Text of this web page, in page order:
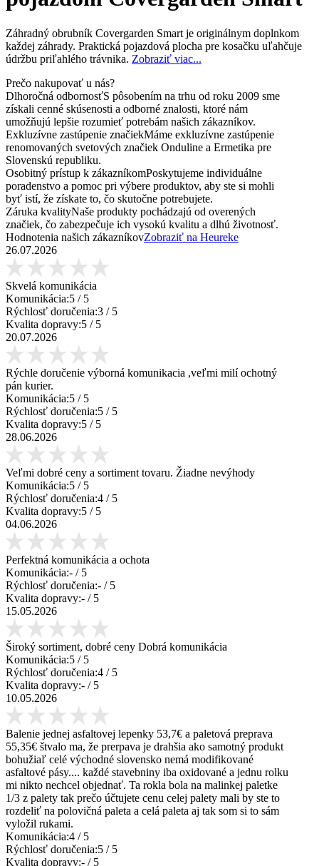
Záhradný obrubník Covergarden Smart je originálnym doplnkom
každej záhrady. Praktická pojazdová plocha pre kosačku uľahčuje
údržbu priľahlého trávnika. Zobraziť viac...
Prečo nakupovať u nás?
Dlhoročná odbornosťS pôsobením na trhu od roku 2009 sme
získali cenné skúsenosti a odborné znalosti, ktoré nám
umožňujú lepšie rozumieť potrebám našich zákazníkov.
Exkluzívne zastúpenie značiekMáme exkluzívne zastúpenie
renomovaných svetových značiek Onduline a Ermetika pre
Slovenskú republiku.
Osobitný prístup k zákazníkomPoskytujeme individuálne
poradenstvo a pomoc pri výbere produktov, aby ste si mohli
byť istí, že získate to, čo skutočne potrebujete.
Záruka kvalityNaše produkty pochádzajú od overených
značiek, čo zabezpečuje ich vysokú kvalitu a dlhú životnosť.
Hodnotenia našich zákazníkovZobraziť na Heureke
26.07.2026
Skvelá komunikácia
Komunikácia:5 / 5
Rýchlosť doručenia:3 / 5
Kvalita dopravy:5 / 5
20.07.2026
Rýchle doručenie výborná komunikacia ,veľmi milí ochotný
pán kurier.
Komunikácia:5 / 5
Rýchlosť doručenia:5 / 5
Kvalita dopravy:5 / 5
28.06.2026
Veľmi dobré ceny a sortiment tovaru. Žiadne nevýhody
Komunikácia:5 / 5
Rýchlosť doručenia:4 / 5
Kvalita dopravy:5 / 5
04.06.2026
Perfektná komunikácia a ochota
Komunikácia:- / 5
Rýchlosť doručenia:- / 5
Kvalita dopravy:- / 5
15.05.2026
Široký sortiment, dobré ceny Dobrá komunikácia
Komunikácia:5 / 5
Rýchlosť doručenia:4 / 5
Kvalita dopravy:- / 5
10.05.2026
Balenie jednej asfaltovej lepenky 53,7€ a paletová preprava
55,35€ štvalo ma, že prerpava je drahšia ako samotný produkt
bohužiaľ celé východné slovensko nemá modifikované
asfaltové pásy.... každé stavebniny iba oxidované a jednu rolku
mi nikto nechcel objednať. Ta rokla bola na malinkej paletke
1/3 z palety tak prečo účtujete cenu celej palety mali by ste to
rozdeliť na polovičná paleta a celá paleta aj tak som si to sám
vyložil rukami.
Komunikácia:4 / 5
Rýchlosť doručenia:5 / 5
Kvalita dopravy:- / 5